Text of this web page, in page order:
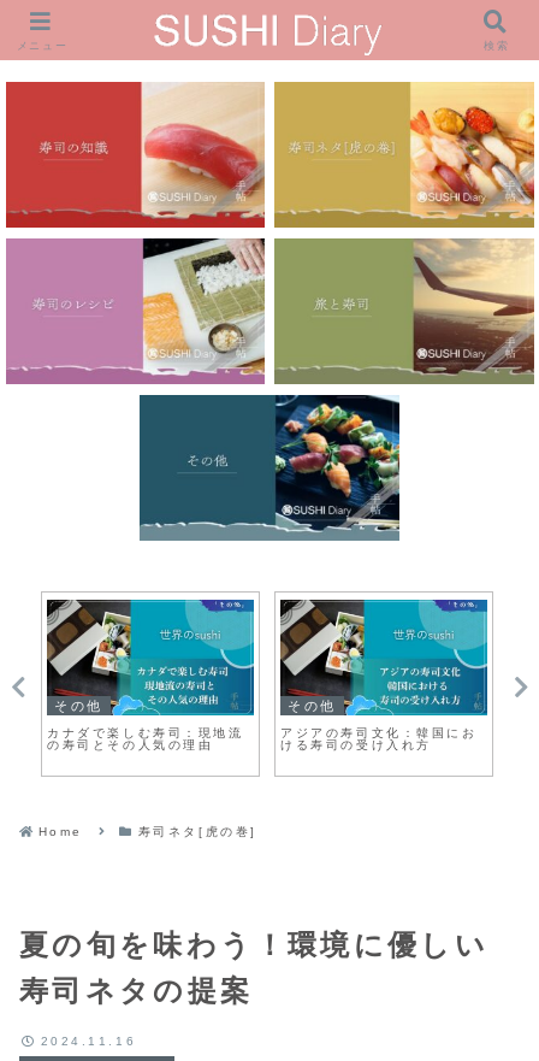
その他
カナダで楽しむ寿司：現地流
の寿司とその人気の理由
その他
アジアの寿司文化：韓国にお
ける寿司の受け入れ方
Home 寿司ネタ[虎の巻]
夏の旬を味わう！環境に優しい
寿司ネタの提案
2024.11.16
メニュー 検索